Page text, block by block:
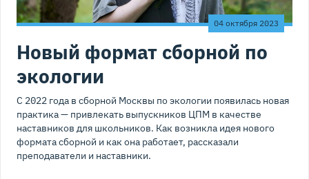
04 октября 2023
Новый формат сборной по
экологии
С 2022 года в сборной Москвы по экологии появилась новая
практика — привлекать выпускников ЦПМ в качестве
наставников для школьников. Как возникла идея нового
формата сборной и как она работает, рассказали
преподаватели и наставники.